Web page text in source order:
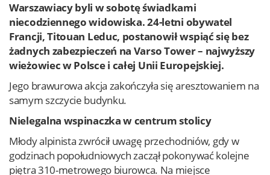
×
Warszawiacy byli w sobotę świadkami
niecodziennego widowiska. 24-letni obywatel
Francji, Titouan Leduc, postanowił wspiąć się bez
żadnych zabezpieczeń na Varso Tower – najwyższy
wieżowiec w Polsce i całej Unii Europejskiej.
Jego brawurowa akcja zakończyła się aresztowaniem na
samym szczycie budynku.
Nielegalna wspinaczka w centrum stolicy
Młody alpinista zwrócił uwagę przechodniów, gdy w
godzinach popołudniowych zaczął pokonywać kolejne
piętra 310-metrowego biurowca. Na miejsce